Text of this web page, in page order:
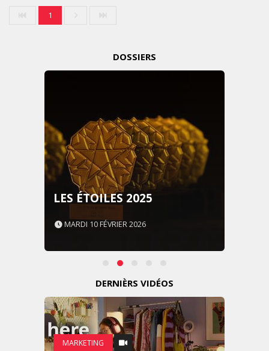
1
DOSSIERS
LES IMPÉRIALES WEEK 2026
SOUS THÈME "DABA OR
NEVER"
MARDI 27 JANVIER 2026
DERNIÈRS VIDÉOS
MARKETING